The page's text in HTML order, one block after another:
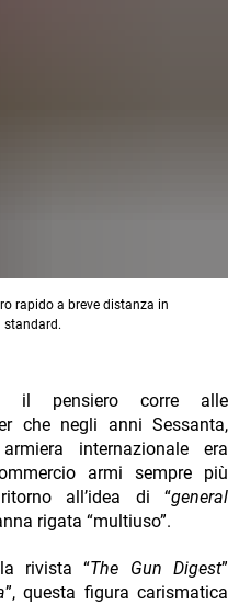
rapido a breve distanza in
standard.
il pensiero corre alle
che negli anni Sessanta,
internazionale era
armi sempre più
all’idea di “general
rigata “multiuso”.
rivista “The Gun Digest”
”, questa figura carismatica